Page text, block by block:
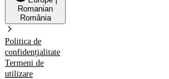
Romanian
România
Politica de
confidențialitate
Termeni de
utilizare